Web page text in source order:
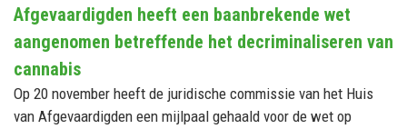
Afgevaardigden heeft een baanbrekende wet
aangenomen betreffende het decriminaliseren van
cannabis
Op 20 november heeft de juridische commissie van het Huis
van Afgevaardigden een mijlpaal gehaald voor de wet op